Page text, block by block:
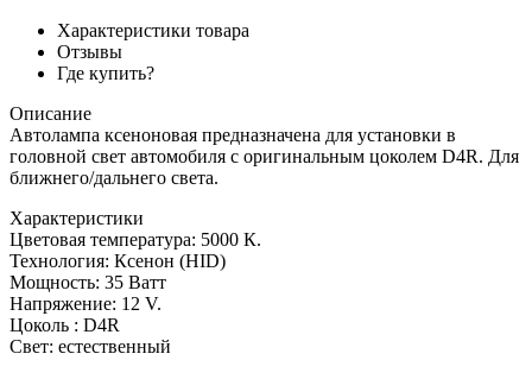
Характеристики товара
Отзывы
Где купить?
Описание
Автолампа ксеноновая предназначена для установки в
головной свет автомобиля с оригинальным цоколем D4R. Для
ближнего/дальнего света.
Характеристики
Цветовая температура: 5000 К.
Технология: Ксенон (HID)
Мощность: 35 Ватт
Напряжение: 12 V.
Цоколь : D4R
Свет: естественный